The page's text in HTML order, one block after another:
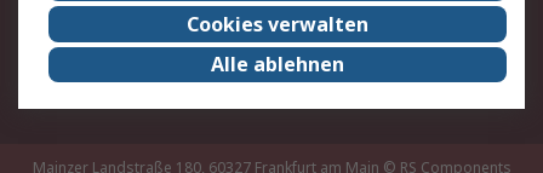
Karriere bei RS
Nachhaltigkeit
Qualität/Umwelt/ZertifikatePresse-Center
Event-Center
Mainzer Landstraße 180, 60327 Frankfurt am Main © RS Components
Cookies verwalten
Alle ablehnen